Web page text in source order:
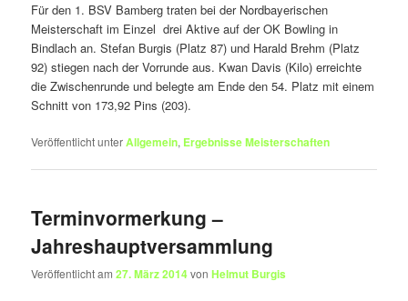
Für den 1. BSV Bamberg traten bei der Nordbayerischen
Meisterschaft im Einzel drei Aktive auf der OK Bowling in
Bindlach an. Stefan Burgis (Platz 87) und Harald Brehm (Platz
92) stiegen nach der Vorrunde aus. Kwan Davis (Kilo) erreichte
die Zwischenrunde und belegte am Ende den 54. Platz mit einem
Schnitt von 173,92 Pins (203).
Veröffentlicht unterAllgemein, Ergebnisse Meisterschaften
Terminvormerkung –
Jahreshauptversammlung
Veröffentlicht am27. März 2014vonHelmut Burgis